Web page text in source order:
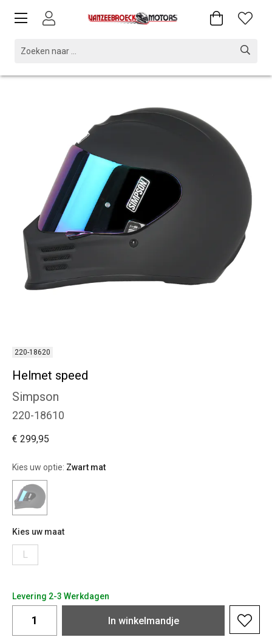
220-18620
Helmet speed
Simpson
220-18610
€ 299,95
Kies uw optie: Zwart mat
Kies uw maat
L
Levering 2-3 Werkdagen
In winkelmandje